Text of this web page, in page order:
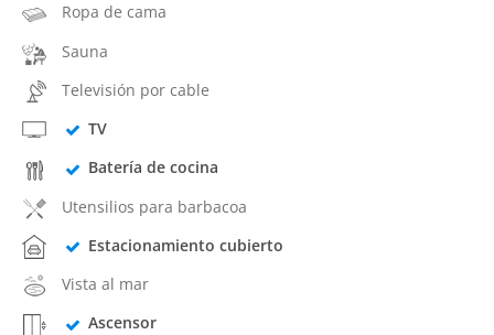
Ropa de cama
Sauna
Televisión por cable
TV
Batería de cocina
Utensilios para barbacoa
Estacionamiento cubierto
Vista al mar
Ascensor